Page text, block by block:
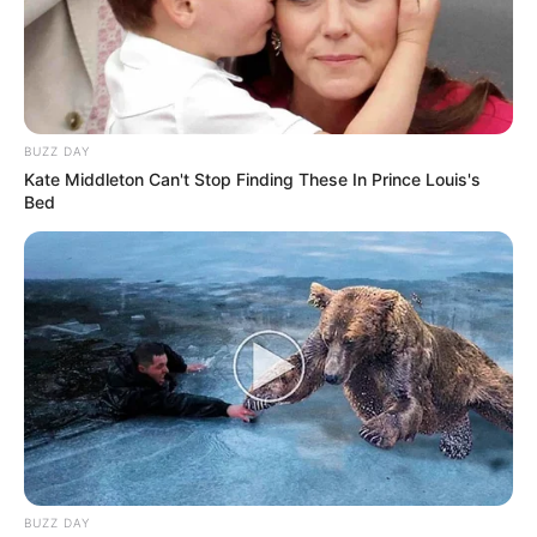
Redes sociales
Boa / Loma del los Bernal
Por:Luis Carlos Palacio Giraldo
Julio 2, 2025
BUZZ DAY
Kate Middleton Can't Stop Finding These In Prince Louis's
Bed
BUZZ DAY